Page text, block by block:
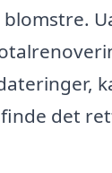
det